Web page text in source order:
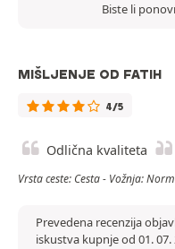
Biste li
MIŠLJENJE OD FATIH
4/5
Odlična kvaliteta
Vrsta ceste: Cesta - Vožnja:
Prevedena recenzija
iskustva kupnje od 01. 07.